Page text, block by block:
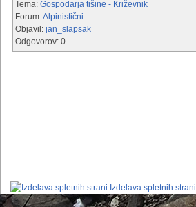
Tema: Gospodarja tišine - Križevnik
Forum:Alpinistični
Objavil: jan_slapsak
Odgovorov: 0
Izdelava spletnih strani